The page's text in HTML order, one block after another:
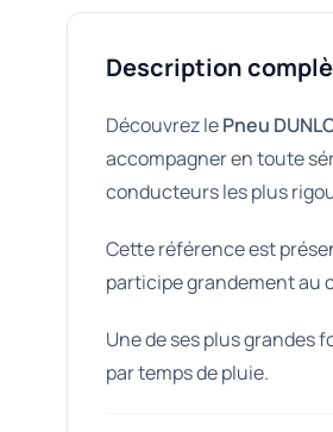
Description
Découvrez lePneu
accompagner en toute
conducteurs les plus
Cette référence est
participe grandement au
Une de ses plus grandes
par temps de pluie.